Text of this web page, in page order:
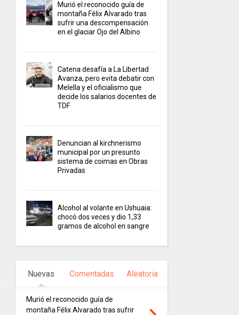
Murió el reconocido guía de
montaña Félix Alvarado tras
sufrir una descompensación
en el glaciar Ojo del Albino
Catena desafía a La Libertad
Avanza, pero evita debatir con
Melella y el oficialismo que
decide los salarios docentes de
TDF
Denuncian al kirchnerismo
municipal por un presunto
sistema de coimas en Obras
Privadas
Alcohol al volante en Ushuaia:
chocó dos veces y dio 1,33
gramos de alcohol en sangre
Nuevas Comentadas Aleatoria
Murió el reconocido guía de
montaña Félix Alvarado tras sufrir